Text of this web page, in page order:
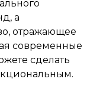
а
отражающее
современные
сделать